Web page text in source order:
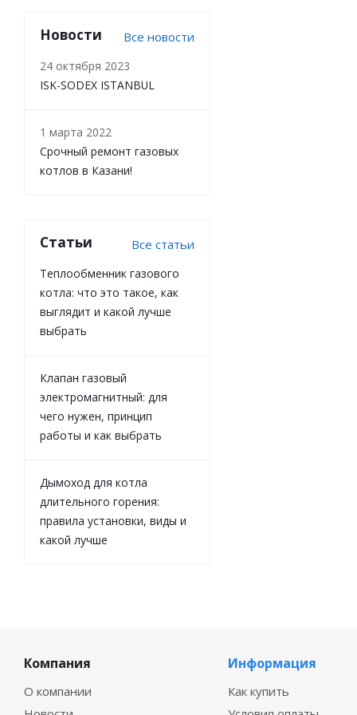
Новости Все новости
24 октября 2023
ISK-SODEX ISTANBUL
1 марта 2022
Срочный ремонт газовых
котлов в Казани!
Статьи Все статьи
Теплообменник газового
котла: что это такое, как
выглядит и какой лучше
выбрать
Клапан газовый
электромагнитный: для
чего нужен, принцип
работы и как выбрать
Дымоход для котла
длительного горения:
правила установки, виды и
какой лучше
Компания
О компании
Информация
Как купить